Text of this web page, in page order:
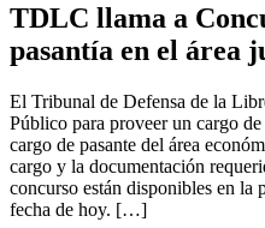
TDLC llama a
pasantía en el área
El Tribunal de Defensa de la
Público para proveer un cargo
cargo de pasante del área
cargo y la documentación
concurso están disponibles en la
fecha de hoy. […]